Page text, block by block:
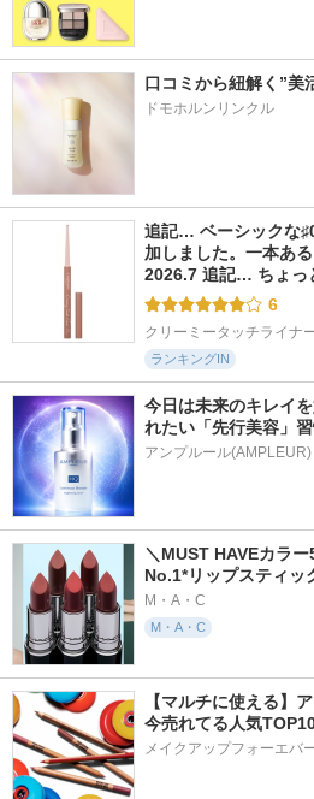
口コミから紐解く”美
ドモホルンリンクル
追記… ベーシックな
加しました。一本あ
2026.7 追記… ちょっ
6
クリーミータッチライナ
ランキングIN
今日は未来のキレイ
れたい「先行美容」
アンプルール(AMPLEUR)
＼MUST HAVEカラ
No.1*リップスティッ
M・A・C
M・A・C
【マルチに使える】
今売れてる人気
メイクアップフォーエバ